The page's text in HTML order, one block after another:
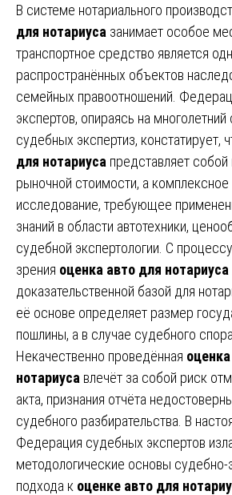
В системе нотариального
для нотариуса занимает особое
транспортное средство является
распространённых объектов
семейных правоотношений.
экспертов, опираясь на
судебных экспертиз, констатирует,
для нотариуса представляет
рыночной стоимости, а комплексное
исследование, требующее
знаний в области автотехники,
судебной экспертологии. С
зрения оценка авто для нотариуса
доказательственной базой для
её основе определяет размер
пошлины, а в случае судебного
Некачественно проведённая
нотариуса влечёт за собой риск
акта, признания отчёта
судебного разбирательства. В
Федерация судебных экспертов
методологические основы судебно-
подхода к оценке авто для